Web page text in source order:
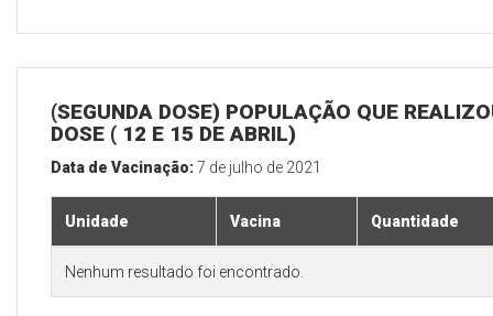
(SEGUNDA DOSE) POPULAÇÃO QUE
DOSE ( 12 E 15 DE ABRIL)
Data de Vacinação:7 de julho de 2021
Unidade Vacina Quantidade
Nenhum resultado foi encontrado.